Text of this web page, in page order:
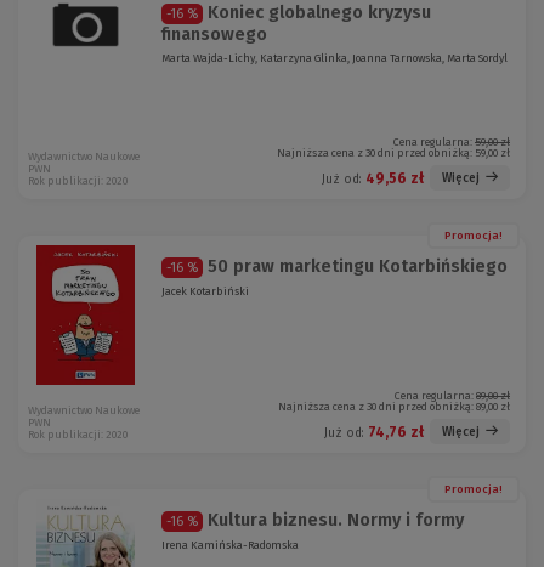
-16 %
Koniec globalnego kryzysu
finansowego
Marta Wajda-Lichy, Katarzyna Glinka, Joanna Tarnowska, Marta Sordyl
Cena regularna: 59,00 zł
Najniższa cena z 30 dni przed obniżką: 59,00 zł
Już od: 49,56 zł Więcej
Wydawnictwo Naukowe
PWN
Rok publikacji: 2020
Promocja!
-16 % 50 praw marketingu Kotarbińskiego
Jacek Kotarbiński
Cena regularna: 89,00 zł
Najniższa cena z 30 dni przed obniżką: 89,00 zł
Już od: 74,76 zł Więcej
Wydawnictwo Naukowe
PWN
Rok publikacji: 2020
Promocja!
-16 % Kultura biznesu. Normy i formy
Irena Kamińska-Radomska